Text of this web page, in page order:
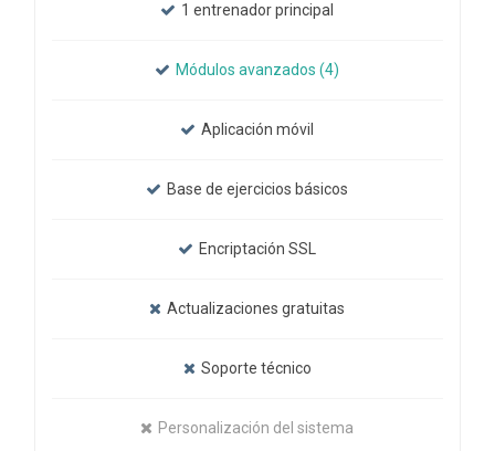
1 entrenador principal
Módulos avanzados (4)
Aplicación móvil
Base de ejercicios básicos
Encriptación SSL
Actualizaciones gratuitas
Soporte técnico
Personalización del sistema